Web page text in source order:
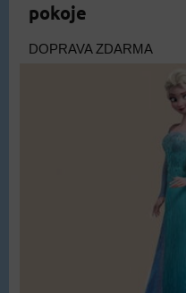
pokoje
DOPRAVA ZDARMA